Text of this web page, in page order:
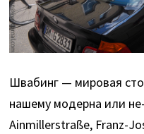
Швабинг — мировая
нашему модерна или
Ainmillerstraße, Franz-